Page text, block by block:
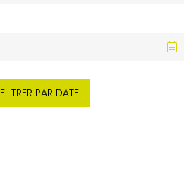
FILTRER PAR DATE